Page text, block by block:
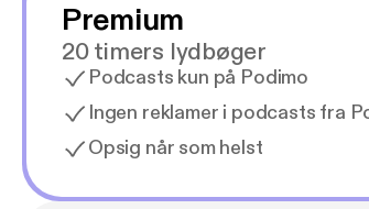
Premium
20 timers lydbøger
Podcasts kun på Podimo
Ingen reklamer i podcasts fra
Opsig når som helst